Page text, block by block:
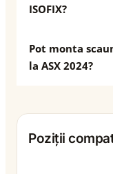
ISOFIX?
Pot monta
la ASX 2024?
Poziții